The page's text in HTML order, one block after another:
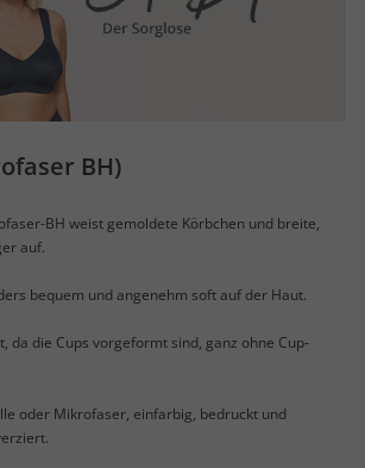
BH)
BH weist gemoldete Körbchen und breite,
auf.
bequem und angenehm soft auf der Haut.
da die Cups vorgeformt sind, ganz ohne Cup-
oder Mikrofaser, einfarbig, bedruckt und